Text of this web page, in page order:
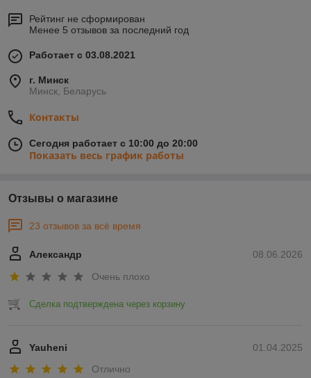
Рейтинг не сформирован
Менее 5 отзывов за последний год
Работает с 03.08.2021
г. Минск
Минск, Беларусь
Контакты
Сегодня работает с 10:00 до 20:00
Показать весь график работы
Отзывы о магазине
23 отзывов за всё время
08.06.2026
Александр
Очень плохо
Сделка подтверждена через корзину
01.04.2025
Yauheni
Отлично